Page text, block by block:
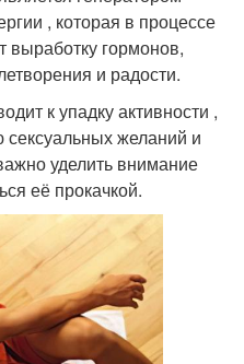
, которая в процессе
выработку гормонов,
и радости.
к упадку активности ,
сексуальных желаний и
уделить внимание
её прокачкой.